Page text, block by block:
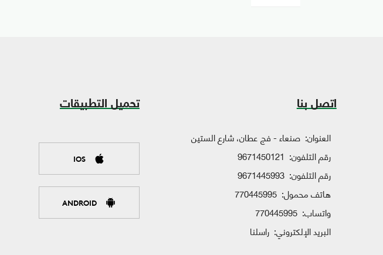
اتصل بنا
العنوان: صنعاء - فج عطان، شارع الستين
رقم التلفون: 9671450121
رقم التلفون: 9671445993
هاتف محمول: 770445995
واتساب: 770445995
البريد الإلكتروني: راسلنا
تحميل التطبيقات
IOS
ANDROID